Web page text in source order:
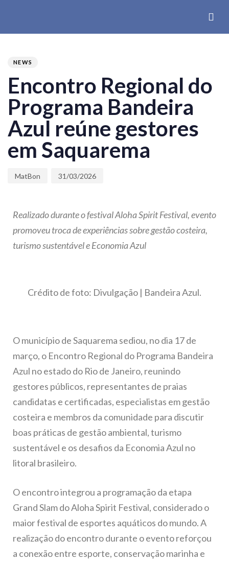
NEWS
Encontro Regional do
Programa Bandeira
Azul reúne gestores
em Saquarema
MatBon 31/03/2026
Realizado durante o festival Aloha Spirit Festival, evento
promoveu troca de experiências sobre gestão costeira,
turismo sustentável e Economia Azul
Crédito de foto: Divulgação | Bandeira Azul.
O município de Saquarema sediou, no dia 17 de
março, o Encontro Regional do Programa Bandeira
Azul no estado do Rio de Janeiro, reunindo
gestores públicos, representantes de praias
candidatas e certificadas, especialistas em gestão
costeira e membros da comunidade para discutir
boas práticas de gestão ambiental, turismo
sustentável e os desafios da Economia Azul no
litoral brasileiro.
O encontro integrou a programação da etapa
Grand Slam do Aloha Spirit Festival, considerado o
maior festival de esportes aquáticos do mundo. A
realização do encontro durante o evento reforçou
a conexão entre esporte, conservação marinha e